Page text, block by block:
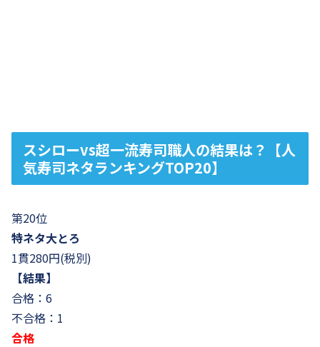
スシローvs超一流寿司職人の結果は？【人
気寿司ネタランキングTOP20】
第20位
特ネタ大とろ
1貫280円(税別)
【結果】
合格：6
不合格：1
合格